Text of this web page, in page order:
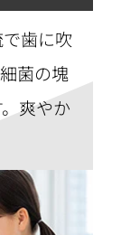
歯に吹
菌の塊
爽やか